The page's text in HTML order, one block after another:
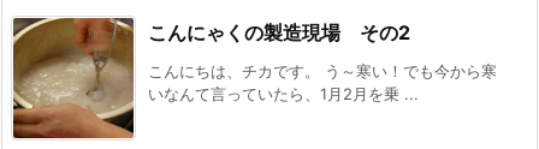
こんにゃくの製造現場 その2
こんにちは、チカです。 う～寒い！でも今から寒
いなんて言っていたら、1月2月を乗 ...